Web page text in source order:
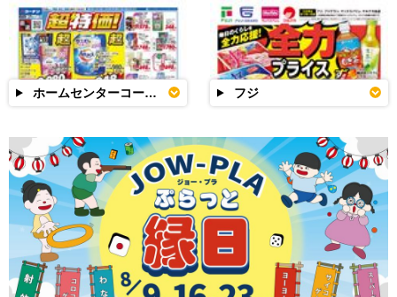
ホームセンターコーナン フジ